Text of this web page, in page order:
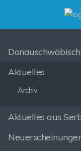
Aktuelles
Archiv
Aktuelles aus